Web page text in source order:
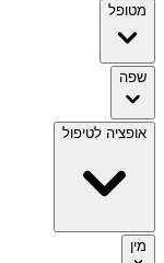
מטופל
שפה
אופציה לטיפול
מין